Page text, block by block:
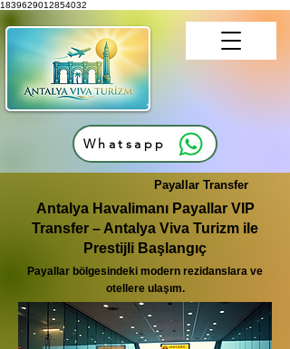
1839629012854032
Whatsapp
Payallar Transfer
Antalya Havalimanı Payallar VIP
Transfer – Antalya Viva Turizm ile
Prestijli Başlangıç
Payallar bölgesindeki modern rezidanslara ve
otellere ulaşım.